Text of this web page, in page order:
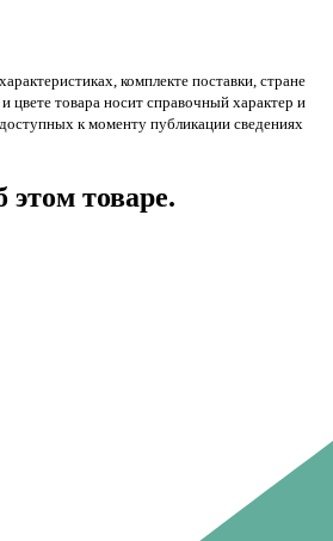
комплекте поставки, стране
цвете товара носит справочный характер и
к моменту публикации сведениях
этом товаре.